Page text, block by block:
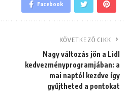
Facebook
KÖVETKEZŐ CIKK
Nagy változás jön a Lidl
kedvezményprogramjában: a
mai naptól kezdve így
gyűjtheted a pontokat